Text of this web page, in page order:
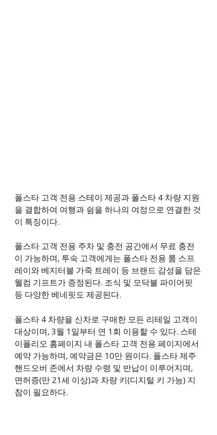
폴스타 고객 전용 스테이 제공과 폴스타 4 차량 지원
을 결합하여 여행과 쉼을 하나의 여정으로 연결한 것
이 특징이다.
폴스타 고객 전용 주차 및 충전 공간에서 무료 충전
이 가능하며, 투숙 고객에게는 폴스타 전용 룸 스프
레이와 베지터블 가죽 트레이 등 브랜드 감성을 담은
웰컴 기프트가 증정된다. 조식 및 모닥불 파이어핏
등 다양한 베네핏도 제공된다.
폴스타 4 차량을 신차로 구매한 모든 리테일 고객이
대상이며, 3월 1일부터 연 1회 이용할 수 있다. 스테
이폴리오 홈페이지 내 폴스타 고객 전용 페이지에서
예약 가능하며, 예약금은 10만 원이다. 폴스타 제주
핸드오버 존에서 차량 수령 및 반납이 이루어지며,
면허증(만 21세 이상)과 차량 키(디지털 키 가능) 지
참이 필요하다.